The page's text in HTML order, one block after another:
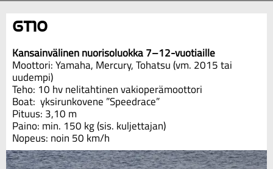
GT10
Kansainvälinen nuorisoluokka 7–12-vuotiaille
Moottori: Yamaha, Mercury, Tohatsu (vm. 2015 tai
uudempi)
Teho: 10 hv nelitahtinen vakioperämoottori
Boat: yksirunkovene ”Speedrace”
Pituus: 3,10 m
Paino: min. 150 kg (sis. kuljettajan)
Nopeus: noin 50 km/h